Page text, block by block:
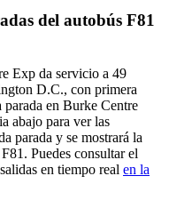
del autobús F81
Exp da servicio a 49
D.C., con primera
en Burke Centre
abajo para ver las
parada y se mostrará la
Puedes consultar el
en tiempo real en la